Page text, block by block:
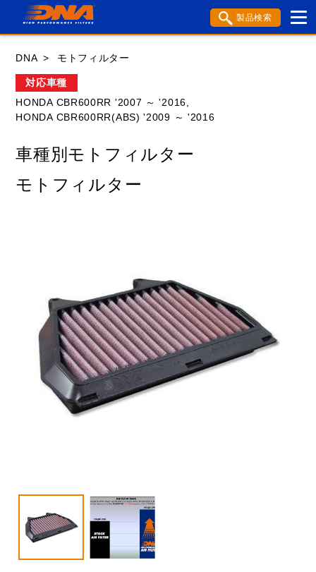
製品検索
YAMAHA
KAWASAKI APRILIA BENELLI
BSA BUELL
MV AGUSTA
ROYAL ENFIELD TM TRIUMPH
VESPA
閉じる
DNA モトフィルター
対応車種
HONDA CBR600RR '2007 ～ '2016,
HONDA CBR600RR(ABS) '2009 ～ '2016
車種別モトフィルター
モトフィルター